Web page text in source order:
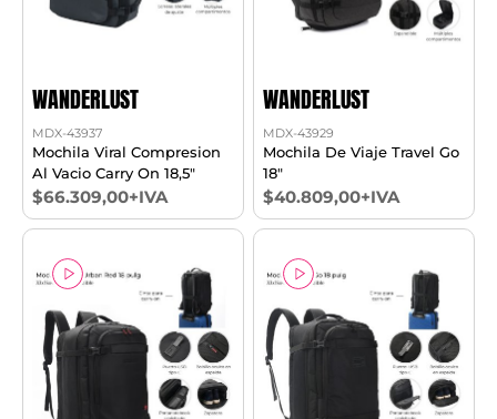
WANDERLUST
MDX-43937
Mochila Viral Compresion
Al Vacio Carry On 18,5"
$66.309,00+IVA
WANDERLUST
MDX-43929
Mochila De Viaje Travel Go
18"
$40.809,00+IVA